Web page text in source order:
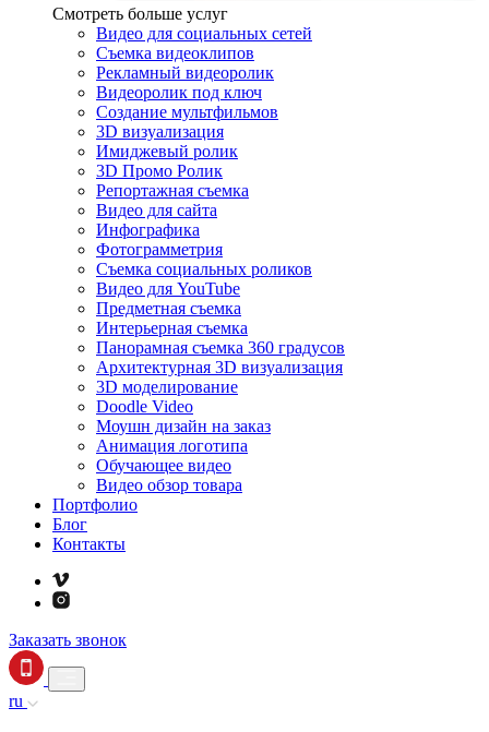
Смотреть больше услуг
Видео для социальных сетей
Съемка видеоклипов
Рекламный видеоролик
Видеоролик под ключ
Создание мультфильмов
3D визуализация
Имиджевый ролик
3D Промо Ролик
Репортажная съемка
Видео для сайта
Инфографика
Фотограмметрия
Съемка социальных роликов
Видео для YouTube
Предметная съемка
Интерьерная съемка
Панорамная съемка 360 градусов
Архитектурная 3D визуализация
3D моделирование
Doodle Video
Моушн дизайн на заказ
Анимация логотипа
Обучающее видео
Видео обзор товара
Портфолио
Блог
Контакты
Заказать звонок
ru